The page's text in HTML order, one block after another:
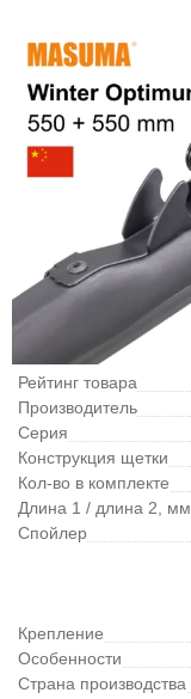
Рейтинг товара
Производитель
Серия
Конструкция щетки
Кол-во в комплекте
Длина 1 / длина 2, мм
Спойлер
Крепление
Особенности
Страна производства